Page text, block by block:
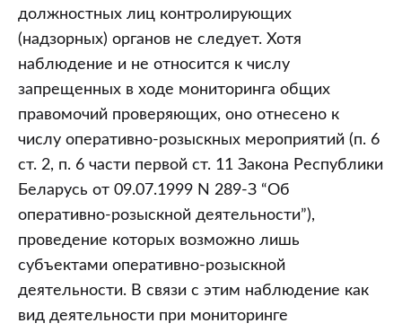
должностных лиц контролирующих
(надзорных) органов не следует. Хотя
наблюдение и не относится к числу
запрещенных в ходе мониторинга общих
правомочий проверяющих, оно отнесено к
числу оперативно-розыскных мероприятий (п. 6
ст. 2, п. 6 части первой ст. 11 Закона Республики
Беларусь от 09.07.1999 N 289-З “Об
оперативно-розыскной деятельности”),
проведение которых возможно лишь
субъектами оперативно-розыскной
деятельности. В связи с этим наблюдение как
вид деятельности при мониторинге